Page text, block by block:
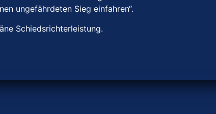
ungefährdeten Sieg einfahren“.
Schiedsrichterleistung.